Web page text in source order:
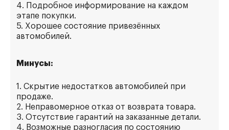
4. Подробное информирование на каждом
этапе покупки.
5. Хорошее состояние привезённых
автомобилей.
Минусы:
1. Скрытие недостатков автомобилей при
продаже.
2. Неправомерное отказ от возврата товара.
3. Отсутствие гарантий на заказанные детали.
4. Возможные разногласия по состоянию